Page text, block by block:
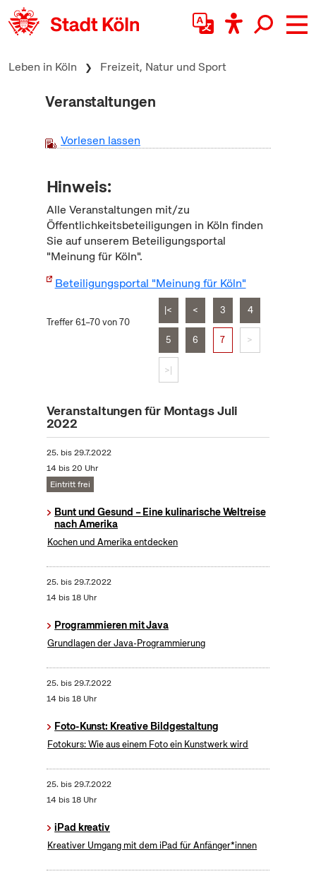
zum Inhalt springen
Leben in Köln Freizeit, Natur und Sport
Veranstaltungen
Vorlesen lassen
Hinweis:
Alle Veranstaltungen mit/zu
Öffentlichkeitsbeteiligungen in Köln finden
Sie auf unserem Beteiligungsportal
"Meinung für Köln".
Beteiligungsportal "Meinung für Köln"
Treffer 61–70 von 70
|< < 3 4
5 6 7 >
>|
Veranstaltungen für Montags Juli
2022
25. bis29.7.2022
14 bis 20 Uhr
Eintritt frei
Bunt und Gesund – Eine kulinarische Weltreise
nach Amerika
Kochen und Amerika entdecken
25. bis29.7.2022
14 bis 18 Uhr
Programmieren mit Java
Grundlagen der Java-Programmierung
25. bis29.7.2022
14 bis 18 Uhr
Foto-Kunst: Kreative Bildgestaltung
Fotokurs: Wie aus einem Foto ein Kunstwerk wird
25. bis29.7.2022
14 bis 18 Uhr
iPad kreativ
Kreativer Umgang mit dem iPad für Anfänger*innen